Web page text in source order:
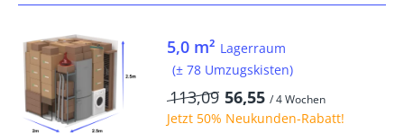
5,0 m² Lagerraum
(± 78 Umzugskisten)
113,09 56,55 / 4 Wochen
Jetzt 50% Neukunden-Rabatt!